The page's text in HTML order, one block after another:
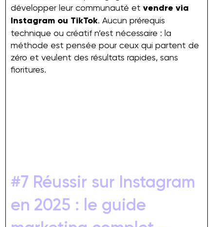
développer leur communauté et vendre via
Instagram ou TikTok. Aucun prérequis
technique ou créatif n’est nécessaire : la
méthode est pensée pour ceux qui partent de
zéro et veulent des résultats rapides, sans
fioritures.
#7 Réussir sur Instagram
en 2025 : le guide